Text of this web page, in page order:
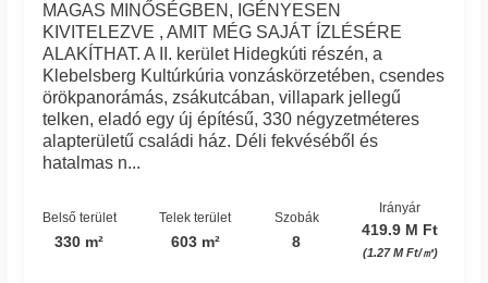
MAGAS MINŐSÉGBEN, IGÉNYESEN
KIVITELEZVE , AMIT MÉG SAJÁT ÍZLÉSÉRE
ALAKÍTHAT. A II. kerület Hidegkúti részén, a
Klebelsberg Kultúrkúria vonzáskörzetében, csendes
örökpanorámás, zsákutcában, villapark jellegű
telken, eladó egy új építésű, 330 négyzetméteres
alapterületű családi ház. Déli fekvéséből és
hatalmas n...
Belső terület
330 m²
Telek terület
603 m²
Szobák
8
Irányár
419.9 M Ft
(1.27 M Ft/㎡)